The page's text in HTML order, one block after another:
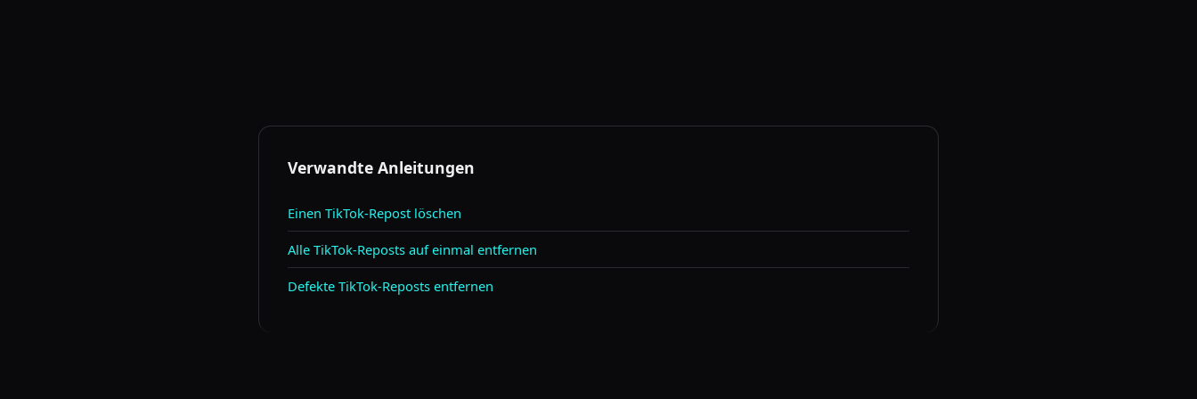
Verwandte Anleitungen
Einen TikTok-Repost löschen
Alle TikTok-Reposts auf einmal entfernen
Defekte TikTok-Reposts entfernen